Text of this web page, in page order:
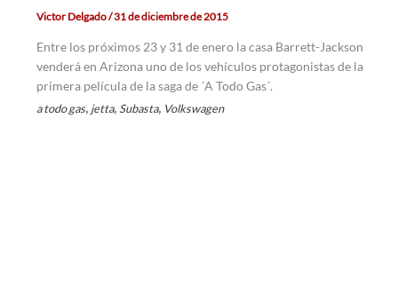
Victor Delgado/31 de diciembre de 2015
Entre los próximos 23 y 31 de enero la casa Barrett-Jackson
venderá en Arizona uno de los vehículos protagonistas de la
primera película de la saga de ´A Todo Gas´.
a todo gas, jetta, Subasta, Volkswagen